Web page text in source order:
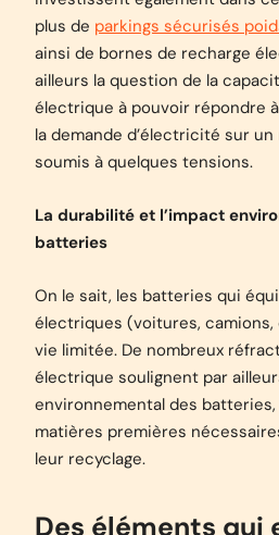
plus de parkings sécurisés
ainsi de bornes de recharge
ailleurs la question de la
électrique à pouvoir répondre
la demande d’électricité sur
soumis à quelques tensions.
La durabilité et l’impact
batteries
On le sait, les batteries qui
électriques (voitures,
vie limitée. De nombreux
électrique soulignent par
environnemental des batteries,
matières premières
leur recyclage.
Des éléments qui